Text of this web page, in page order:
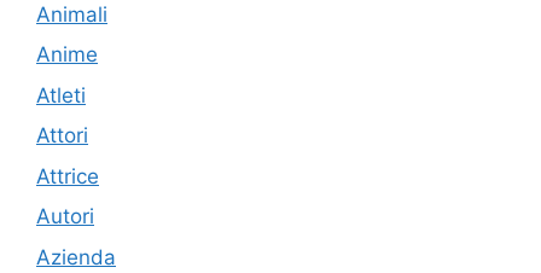
Animali
Anime
Atleti
Attori
Attrice
Autori
Azienda